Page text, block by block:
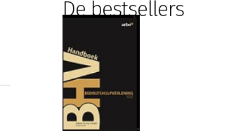
De bestsellers